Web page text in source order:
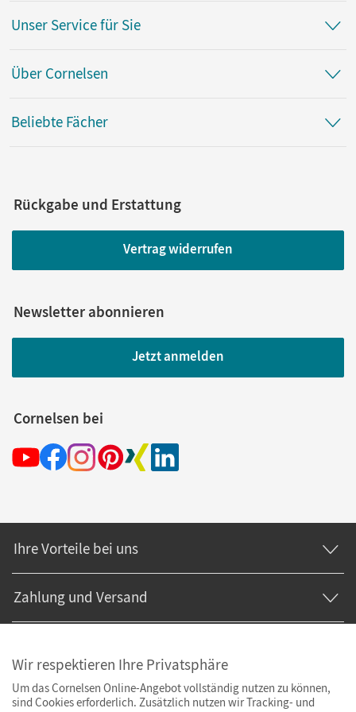
von Schiller, Friedrich
Radvan, Florian; Steiner, Anne
Unser Service für Sie
Über Cornelsen
Beliebte Fächer
Rückgabe und Erstattung
Vertrag widerrufen
Newsletter abonnieren
Jetzt anmelden
Cornelsen bei
Ihre Vorteile bei uns
Zahlung und Versand
Wir respektieren Ihre Privatsphäre
Um das Cornelsen Online-Angebot vollständig nutzen zu können,
sind Cookies erforderlich. Zusätzlich nutzen wir Tracking- und